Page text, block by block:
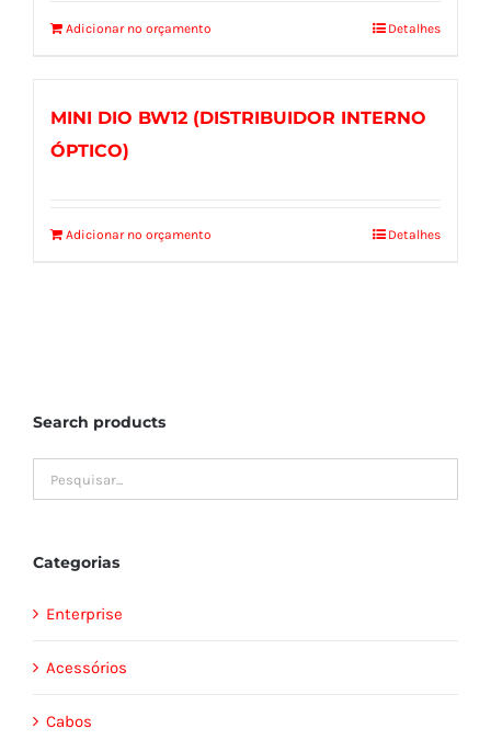
Adicionar no orçamento Detalhes
MINI DIO BW12 (DISTRIBUIDOR INTERNO
ÓPTICO)
Adicionar no orçamento Detalhes
Search products
Categorias
Enterprise
Acessórios
Cabos